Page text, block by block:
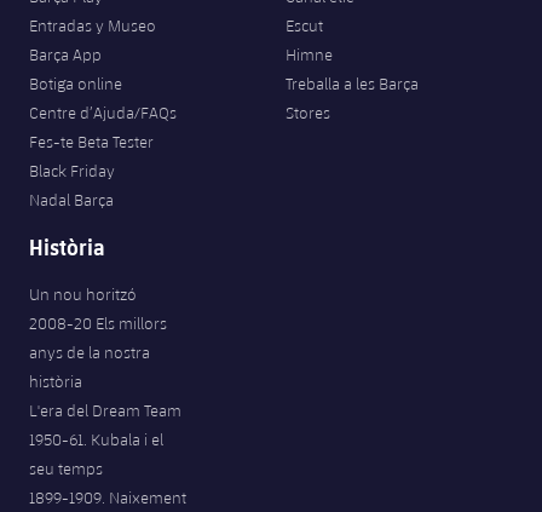
Entradas y Museo
Barça App
Botiga online
Centre d’Ajuda/FAQs
Fes-te Beta Tester
Black Friday
Nadal Barça
Escut
Himne
Treballa a les Barça
Stores
Història
Un nou horitzó
2008-20 Els millors
anys de la nostra
història
L'era del Dream Team
1950-61. Kubala i el
seu temps
1899-1909. Naixement